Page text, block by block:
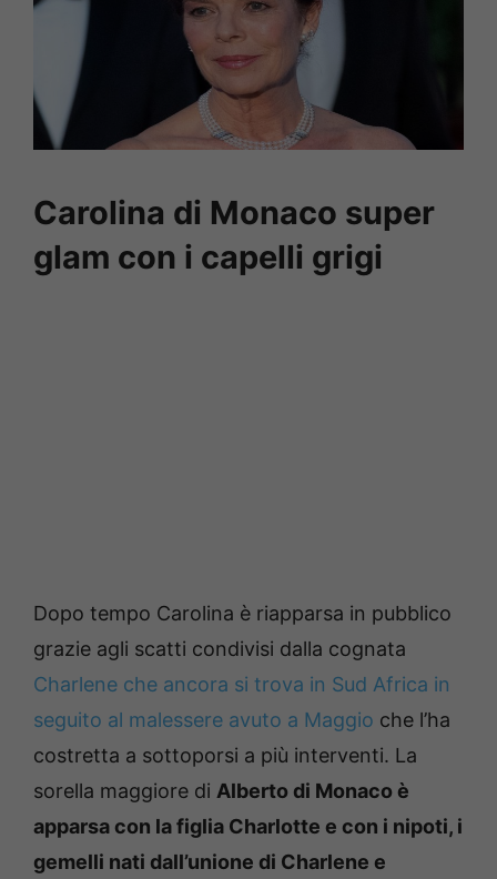
Carolina di Monaco super
glam con i capelli grigi
Dopo tempo Carolina è riapparsa in pubblico
grazie agli scatti condivisi dalla cognata
Charlene che ancora si trova in Sud Africa in
seguito al malessere avuto a Maggio che l’ha
costretta a sottoporsi a più interventi. La
sorella maggiore di Alberto di Monaco è
apparsa con la figlia Charlotte e con i nipoti, i
gemelli nati dall’unione di Charlene e